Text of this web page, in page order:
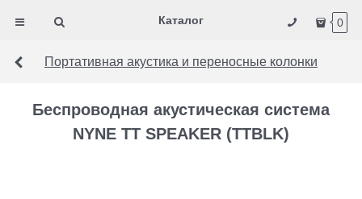
Каталог 0
Портативная акустика и переносные колонки
Беспроводная акустическая система
NYNE TT SPEAKER (TTBLK)